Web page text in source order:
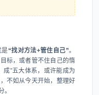
是“找对方法+管住自己”。
标，或者管不住自己的惰
成”五大体系，或许能成为
不如从今天开始，整理好
。